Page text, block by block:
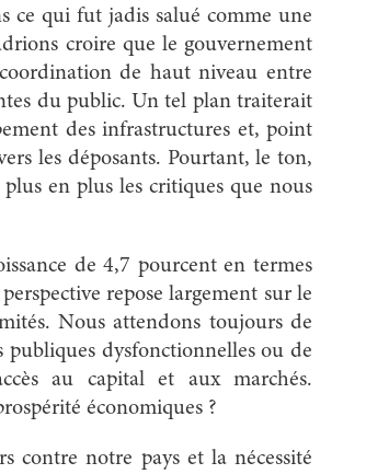
ce qui fut jadis salué comme une
croire que le gouvernement
de haut niveau entre
du public. Un tel plan traiterait
des infrastructures et, point
les déposants. Pourtant, le ton,
en plus les critiques que nous
de 4,7 pourcent en termes
repose largement sur le
Nous attendons toujours de
publiques dysfonctionnelles ou de
au capital et aux marchés.
économiques ?
contre notre pays et la nécessité